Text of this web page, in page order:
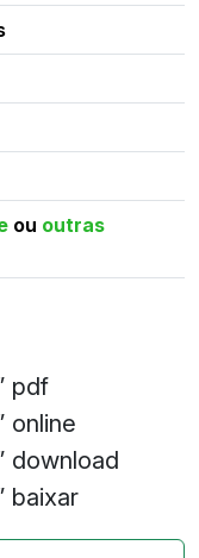
ou outras
pdf
online
download
baixar